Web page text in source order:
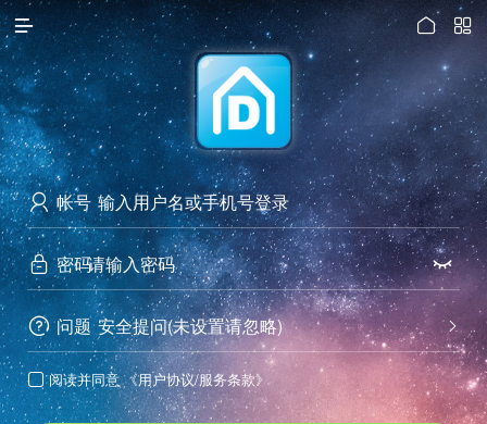

访问电脑版
 

 帐号
 密码 
 问题 
安全提问(未设置请忽略)
 阅读并同意 《用户协议/服务条款》